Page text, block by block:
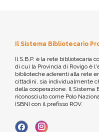
Il Sistema Bibliotecario
Il S.B.P. è la rete bibliotecaria
di cui la Provincia di Rovigo è
biblioteche aderenti alla rete
cittadini, sia individualmente
della cooperazione. Il Sistema
riconosciuto come Polo
(SBN) con il prefisso ROV.